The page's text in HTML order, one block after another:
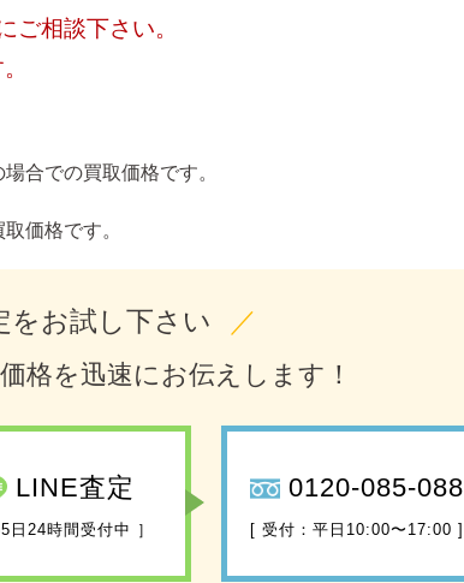
ご相談下さい。
合での買取価格です。
価格です。
をお試し下さい ／
格を迅速にお伝えします！
LINE査定
日24時間受付中 ］
0120-085-088
[ 受付：平日10:00〜17:00 ]